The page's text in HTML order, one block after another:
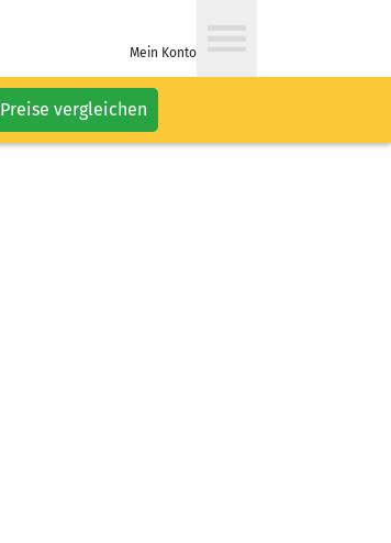
Mein Konto
Preise vergleichen